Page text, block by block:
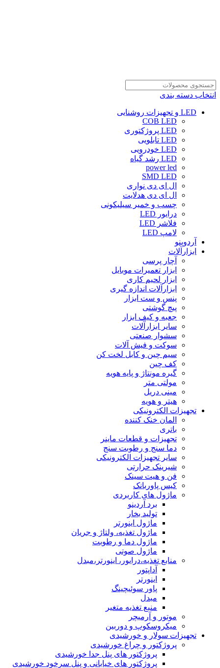
انتخاب دسته بندی
LED و تجهیزات روشنایی
COB LED
LED پروژکتوری
LED تابلویی
LED خودرویی
LED رشد گیاه
power led
SMD LED
ال ای دی نواری
ال ای دی هدلایت
چسب و خمیر سیلیکونی
درایور LED
فلاشر LED
لامپ LED
آردوینو
ابزارآلات
آچار پرسی
ابزار تعمیرات موبایل
ابزار لحیم کاری
ابزارآلات اندازه گیری
پنس و ست ابزار
پیچ گوشتی
جعبه و کیف ابزار
سایر ابزارآلات
سشوار صنعتی
سوکت و فیش آلات
سیم چین و کابل لخت کن
کف چین
گیره مونتاژ و پایه هویه
مولتی متر
مینی دریل
هیتر و هویه
تجهیزات الکترونیکی
المان خنک کننده
باتری
تجهیزات و قطعات ماینر
دما سنج و رطوبت سنج
سایر تجهیزات الکترونیکی
شیرینک حرارتی
فن و هیت سینک
کیس پاوربانک
ماژول های کاربردی
برد آردینو
تولید بخار
ماژول اینورتر
ماژول تغذیه، ولتاژ و جریان
ماژول دما و رطوبت
ماژول صوتی
منابع تغذیه،درایور، اینورتر،مبدل
آداپتور
اینورتر
پاور سوئیچینگ
مبدل
منبع تغذیه متغیر
موتور و آرمیچر
میکروسکوپ و دوربین
تجهیزات سولار و خورشیدی
پروژکتور و چراغ خورشیدی
پروژکتور های پنل جدا خورشیدی
پروژکتور های خیابانی و پنل سرخود خورشیدی